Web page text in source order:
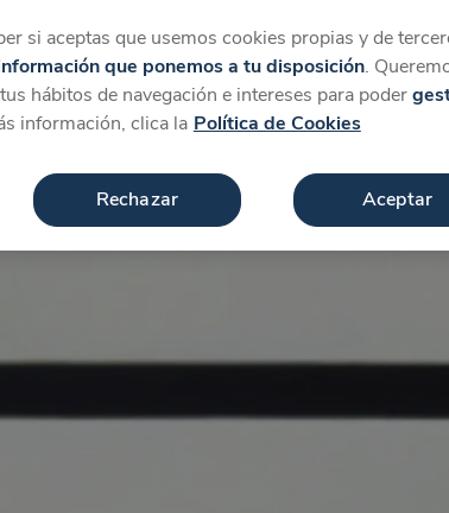
Más
si aceptas que usemos cookies propias y de
que ponemos a tu disposición.
hábitos de navegación e intereses para poder
información, clica la Política de Cookies
Rechazar Aceptar